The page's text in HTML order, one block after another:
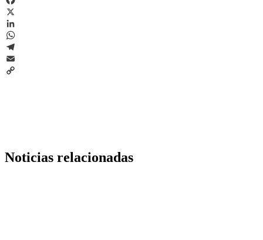
Facebook
X
LinkedIn
WhatsApp
Telegram
Email
Noticias relacionadas